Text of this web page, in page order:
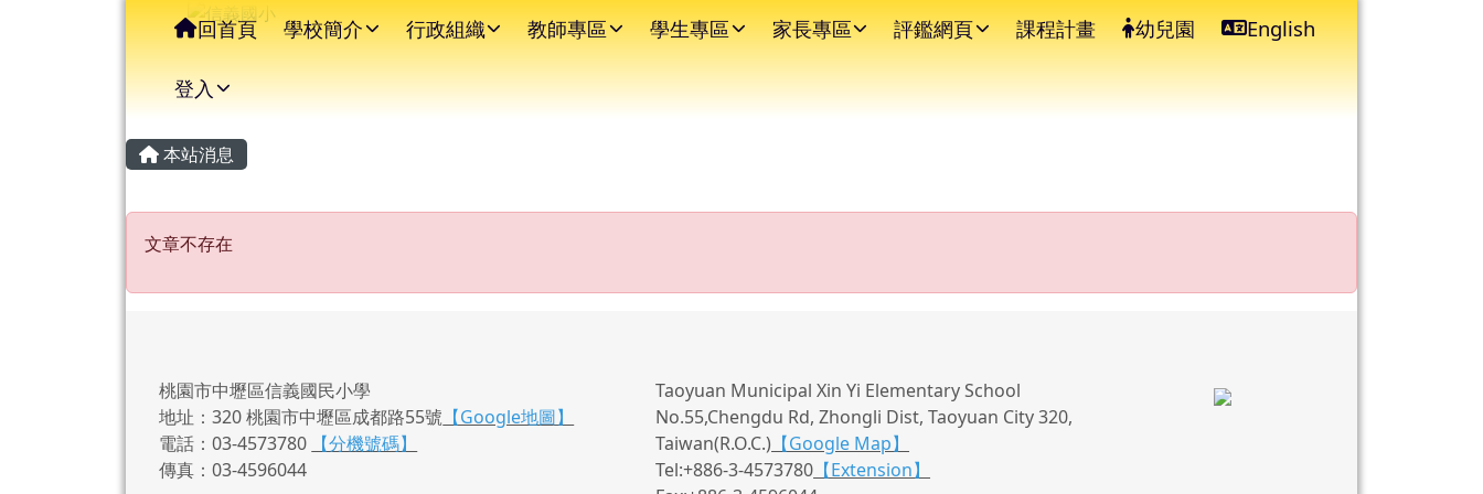
信義國小 ⏸
導覽列
回首頁 學校簡介 行政組織 教師專區 學生專區 家長專區 評鑑網頁 課程計畫 幼兒園 English
登入
主內容區域
本站消息
文章不存在
文章不存在
頁尾區域
桃園市中壢區信義國民小學
地址：320 桃園市中壢區成都路55號 【Google地圖】
電話：03-4573780
【分機號碼】
傳真：03-4596044
Taoyuan Municipal Xin Yi Elementary School
No.55,Chengdu Rd, Zhongli Dist, Taoyuan City 320,
Taiwan(R.O.C.) 【Google Map】
Tel:+886-3-4573780 【Extension】